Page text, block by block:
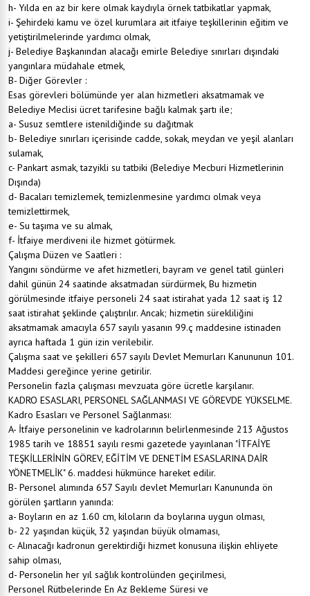
h- Yılda en az bir kere olmak kaydıyla örnek tatbikatlar yapmak,
i- Şehirdeki kamu ve özel kurumlara ait itfaiye teşkillerinin eğitim ve
yetiştirilmelerinde yardımcı olmak,
j- Belediye Başkanından alacağı emirle Belediye sınırları dışındaki
yangınlara müdahale etmek,
B- Diğer Görevler :
Esas görevleri bölümünde yer alan hizmetleri aksatmamak ve
Belediye Meclisi ücret tarifesine bağlı kalmak şartı ile;
a- Susuz semtlere istenildiğinde su dağıtmak
b- Belediye sınırları içerisinde cadde, sokak, meydan ve yeşil alanları
sulamak,
c- Pankart asmak, tazyikli su tatbiki (Belediye Mecburi Hizmetlerinin
Dışında)
d- Bacaları temizlemek, temizlenmesine yardımcı olmak veya
temizlettirmek,
e- Su taşıma ve su almak,
f- İtfaiye merdiveni ile hizmet götürmek.
Çalışma Düzen ve Saatleri :
Yangını söndürme ve afet hizmetleri, bayram ve genel tatil günleri
dahil günün 24 saatinde aksatmadan sürdürmek, Bu hizmetin
görülmesinde itfaiye personeli 24 saat istirahat yada 12 saat iş 12
saat istirahat şeklinde çalıştırılır. Ancak; hizmetin sürekliliğini
aksatmamak amacıyla 657 sayılı yasanın 99.ç maddesine istinaden
ayrıca haftada 1 gün izin verilebilir.
Çalışma saat ve şekilleri 657 sayılı Devlet Memurları Kanununun 101.
Maddesi gereğince yerine getirilir.
Personelin fazla çalışması mevzuata göre ücretle karşılanır.
KADRO ESASLARI, PERSONEL SAĞLANMASI VE GÖREVDE YÜKSELME.
Kadro Esasları ve Personel Sağlanması:
A- İtfaiye personelinin ve kadrolarının belirlenmesinde 213 Ağustos
1985 tarih ve 18851 sayılı resmi gazetede yayınlanan "İTFAİYE
TEŞKİLLERİNİN GÖREV, EĞİTİM VE DENETİM ESASLARINA DAİR
YÖNETMELİK" 6. maddesi hükmünce hareket edilir.
B- Personel alımında 657 Sayılı devlet Memurları Kanununda ön
görülen şartların yanında:
a- Boyların en az 1.60 cm, kiloların da boylarına uygun olması,
b- 22 yaşından küçük, 32 yaşından büyük olmaması,
c- Alınacağı kadronun gerektirdiği hizmet konusuna ilişkin ehliyete
sahip olması,
d- Personelin her yıl sağlık kontrolünden geçirilmesi,
Personel Rütbelerinde En Az Bekleme Süresi ve